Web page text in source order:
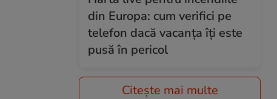
din Europa: cum verifici pe
telefon dacă vacanța îți este
pusă în pericol
Citește mai multe